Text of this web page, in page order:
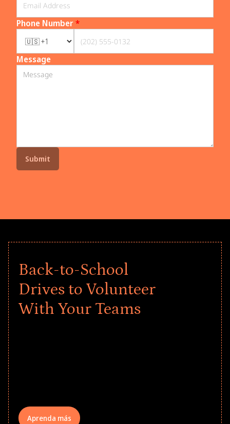
Phone Number*
Message
Back-to-School
Drives to Volunteer
With Your Teams
Aprenda más